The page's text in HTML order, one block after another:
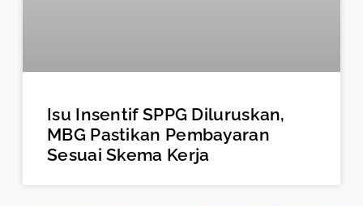
Isu Insentif SPPG Diluruskan,
MBG Pastikan Pembayaran
Sesuai Skema Kerja